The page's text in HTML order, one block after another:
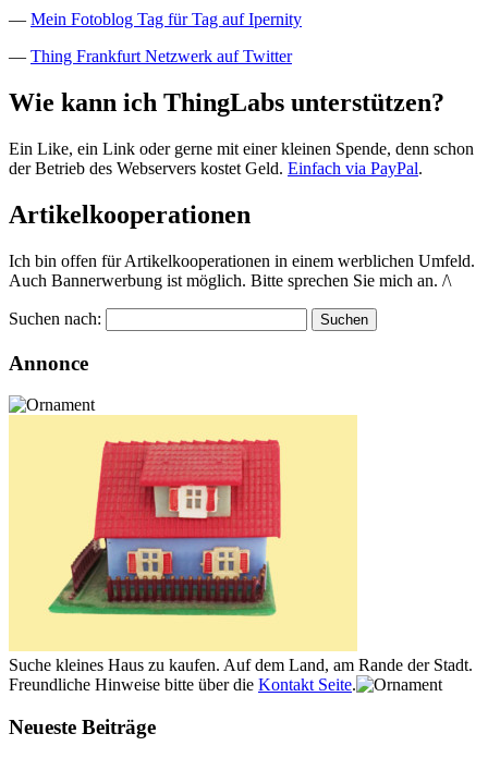
— Mein Fotoblog Tag für Tag auf Ipernity
— Thing Frankfurt Netzwerk auf Twitter
Wie kann ich ThingLabs unterstützen?
Ein Like, ein Link oder gerne mit einer kleinen Spende, denn schon
der Betrieb des Webservers kostet Geld. Einfach via PayPal.
Artikelkooperationen
Ich bin offen für Artikelkooperationen in einem werblichen Umfeld.
Auch Bannerwerbung ist möglich. Bitte sprechen Sie mich an. /\
Suchen nach:
Annonce
Suche kleines Haus zu kaufen. Auf dem Land, am Rande der Stadt.
Freundliche Hinweise bitte über die Kontakt Seite.
Neueste Beiträge